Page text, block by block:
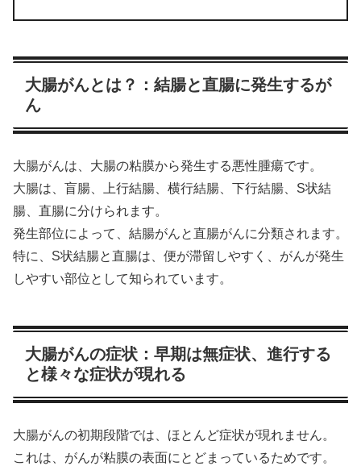
大腸がんとは？：結腸と直腸に発生するが
ん
大腸がんは、大腸の粘膜から発生する悪性腫瘍です。
大腸は、盲腸、上行結腸、横行結腸、下行結腸、S状結
腸、直腸に分けられます。
発生部位によって、結腸がんと直腸がんに分類されます。
特に、S状結腸と直腸は、便が滞留しやすく、がんが発生
しやすい部位として知られています。
大腸がんの症状：早期は無症状、進行する
と様々な症状が現れる
大腸がんの初期段階では、ほとんど症状が現れません。
これは、がんが粘膜の表面にとどまっているためです。